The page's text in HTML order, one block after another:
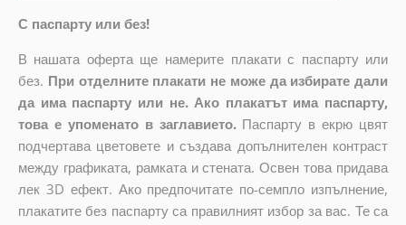
С паспарту или без!
В нашата оферта ще намерите плакати с паспарту или
без. При отделните плакати не може да избирате дали
да има паспарту или не. Ако плакатът има паспарту,
това е упоменато в заглавието. Паспарту в екрю цвят
подчертава цветовете и създава допълнителен контраст
между графиката, рамката и стената. Освен това придава
лек 3D ефект. Ако предпочитате по-семпло изпълнение,
плакатите без паспарту са правилният избор за вас. Те са